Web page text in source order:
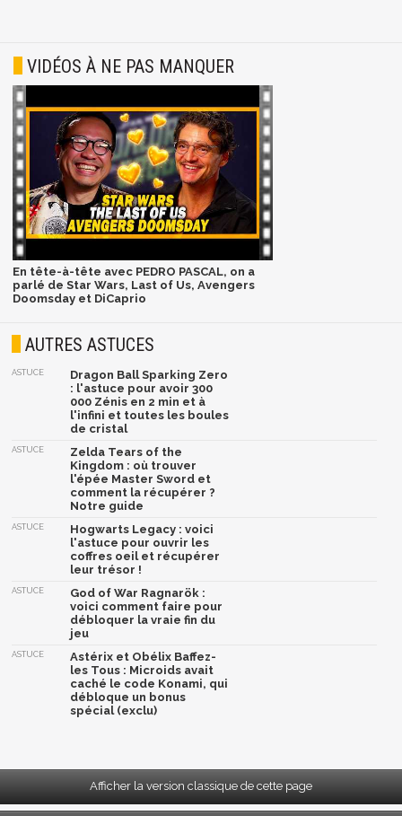
VIDÉOS À NE PAS MANQUER
En tête-à-tête avec PEDRO PASCAL, on a
parlé de Star Wars, Last of Us, Avengers
Doomsday et DiCaprio
AUTRES ASTUCES
ASTUCE
Dragon Ball Sparking Zero
: l'astuce pour avoir 300
000 Zénis en 2 min et à
l'infini et toutes les boules
de cristal
ASTUCE
Zelda Tears of the
Kingdom : où trouver
l'épée Master Sword et
comment la récupérer ?
Notre guide
ASTUCE
Hogwarts Legacy : voici
l'astuce pour ouvrir les
coffres oeil et récupérer
leur trésor !
ASTUCE
God of War Ragnarök :
voici comment faire pour
débloquer la vraie fin du
jeu
ASTUCE
Astérix et Obélix Baffez-
les Tous : Microids avait
caché le code Konami, qui
débloque un bonus
spécial (exclu)
Afficher la version classique de cette page